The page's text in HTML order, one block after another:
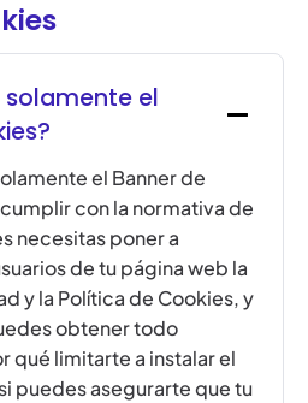
solamente el
el Banner de
con la normativa de
necesitas poner a
de tu página web la
y la Política de Cookies, y
obtener todo
qué limitarte a instalar el
puedes asegurarte que tu